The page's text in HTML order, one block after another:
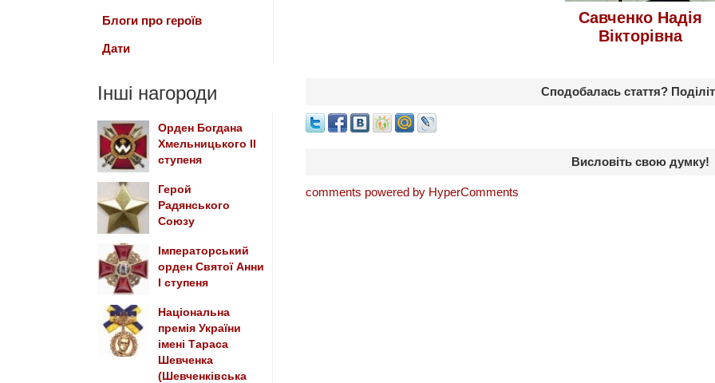
Савченко Надія
Вікторівна
Сподобалась стаття?
Висловіть свою думку!
comments powered by HyperComments
Блоги про героїв
Дати
Інші нагороди
Орден Богдана
Хмельницького ІІ
ступеня
Герой
Радянського
Союзу
Імператорський
орден Святої Анни
І ступеня
Національна
премія України
імені Тараса
Шевченка
(Шевченківська